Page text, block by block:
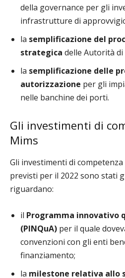
della governance per gli
infrastrutture di
la semplificazione del
strategica delle Autorità
la semplificazione delle
autorizzazione per gli
nelle banchine dei porti.
Gli investimenti di
Mims
Gli investimenti di
previsti per il 2022 sono stati
riguardano:
il Programma innovativo
(PINQuA) per il quale
convenzioni con gli enti
finanziamento;
la milestone relativa allo